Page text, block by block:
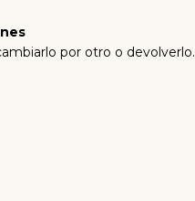
por otro o devolverlo.